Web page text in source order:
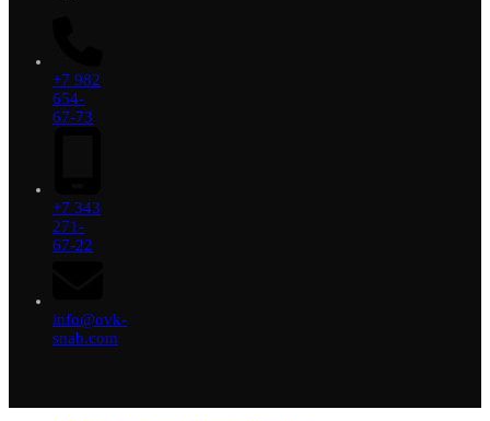
+7 982
654-
67-73
+7 343
271-
67-22
info@ovk-
snab.com